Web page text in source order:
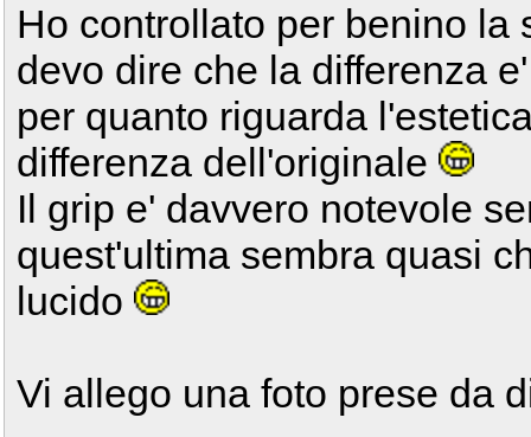
Ho controllato per benino la
devo dire che la differenza
per quanto riguarda
differenza dell'originale
Il grip e' davvero notevole
quest'ultima sembra quasi
lucido
Vi allego una foto prese da